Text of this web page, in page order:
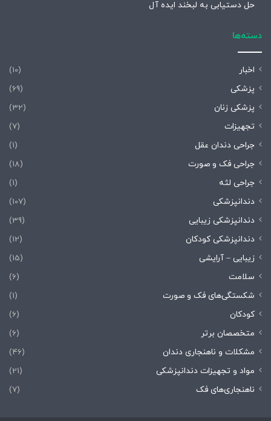
حل دستیابی به لبخند ایده آل
دسته‌ها
اخبار
(10)
پزشکی
(69)
پزشکی زنان
(32)
تجهیزات
(7)
جراحی دندان عقل
(1)
جراحی فک و صورت
(18)
جراحی لثه
(1)
دندانپزشکی
(107)
دندانپزشکی زیبایی
(39)
دندانپزشکی کودکان
(12)
زیبایی – آرایشی
(15)
سلامت
(6)
شکستگی‌های فک و صورت
(1)
کودکان
(6)
متخصصان برتر
(6)
مشکلات و ناهنجاری دندان
(46)
مواد و تجهیزات دندانپزشکی
(21)
ناهنجاری‌های فک
(7)